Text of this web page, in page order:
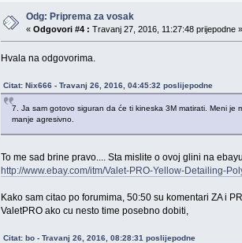
Odg: Priprema za vosak
«Odgovori #4 : Travanj 27, 2016, 11:27:48 prijepodne »
Hvala na odgovorima.
Citat: Nix666 - Travanj 26, 2016, 04:45:32 poslijepodne
7. Ja sam gotovo siguran da će ti kineska 3M matirati. Meni je
manje agresivno.
To me sad brine pravo.... Sta mislite o ovoj glini na
http://www.ebay.com/itm/Valet-PRO-Yellow-Detailing-
Kako sam citao po forumima, 50:50 su komentari ZA i
ValetPRO ako cu nesto time posebno dobiti,
Citat: bo - Travanj 26, 2016, 08:28:31 poslijepodne